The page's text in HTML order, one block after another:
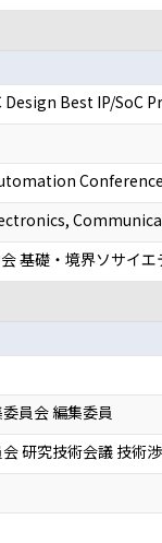
Best IP/SoC
Conference
基礎・境界ソサイエ
員会 編集委員
研究技術会議 技術